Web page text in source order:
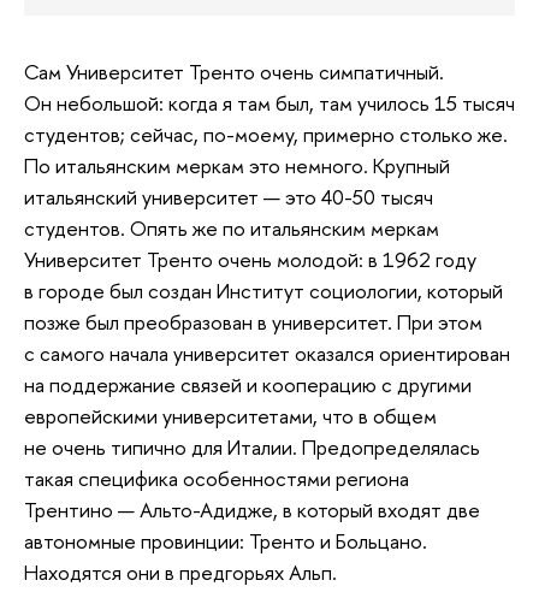
Сам Университет Тренто очень симпатичный.
Он небольшой: когда я там был, там училось 15 тысяч
студентов; сейчас, по-моему, примерно столько же.
По итальянским меркам это немного. Крупный
итальянский университет — это 40-50 тысяч
студентов. Опять же по итальянским меркам
Университет Тренто очень молодой: в 1962 году
в городе был создан Институт социологии, который
позже был преобразован в университет. При этом
с самого начала университет оказался ориентирован
на поддержание связей и кооперацию с другими
европейскими университетами, что в общем
не очень типично для Италии. Предопределялась
такая специфика особенностями региона
Трентино — Альто-Адидже, в который входят две
автономные провинции: Тренто и Больцано.
Находятся они в предгорьях Альп.